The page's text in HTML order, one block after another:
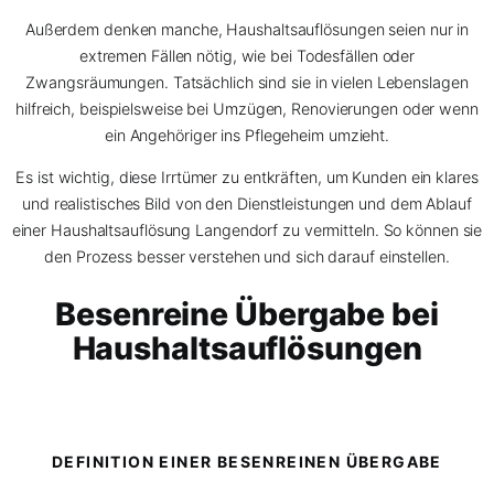
Außerdem denken manche, Haushaltsauflösungen seien nur in
extremen Fällen nötig, wie bei Todesfällen oder
Zwangsräumungen. Tatsächlich sind sie in vielen Lebenslagen
hilfreich, beispielsweise bei Umzügen, Renovierungen oder wenn
ein Angehöriger ins Pflegeheim umzieht.
Es ist wichtig, diese Irrtümer zu entkräften, um Kunden ein klares
und realistisches Bild von den Dienstleistungen und dem Ablauf
einer Haushaltsauflösung Langendorf zu vermitteln. So können sie
den Prozess besser verstehen und sich darauf einstellen.
Besenreine Übergabe bei
Haushaltsauflösungen
DEFINITION EINER BESENREINEN ÜBERGABE